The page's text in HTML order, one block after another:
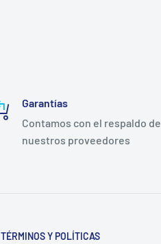
Garantías
Contamos con el respaldo de
nuestros proveedores
TÉRMINOS Y POLÍTICAS